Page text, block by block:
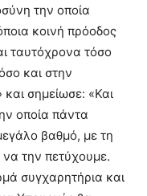
την οποία
κοινή πρόοδος
ταυτόχρονα τόσο
και στην
σημείωσε: «Και
οποία πάντα
βαθμό, με τη
την πετύχουμε.
συγχαρητήρια και